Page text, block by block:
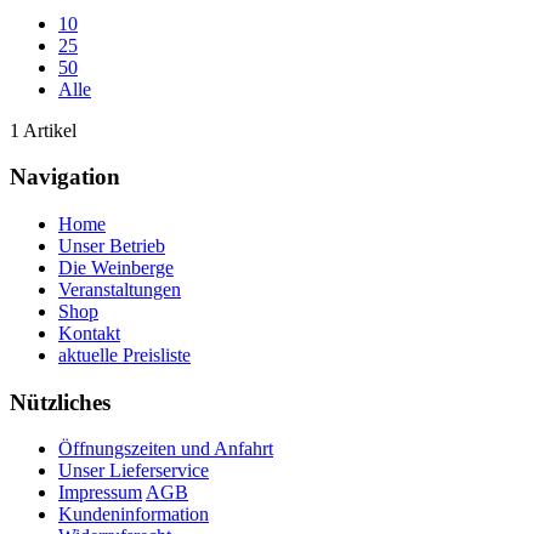
10
25
50
Alle
1 Artikel
Navigation
Home
Unser Betrieb
Die Weinberge
Veranstaltungen
Shop
Kontakt
aktuelle Preisliste
Nützliches
Öffnungszeiten und Anfahrt
Unser Lieferservice
Impressum AGB
Kundeninformation